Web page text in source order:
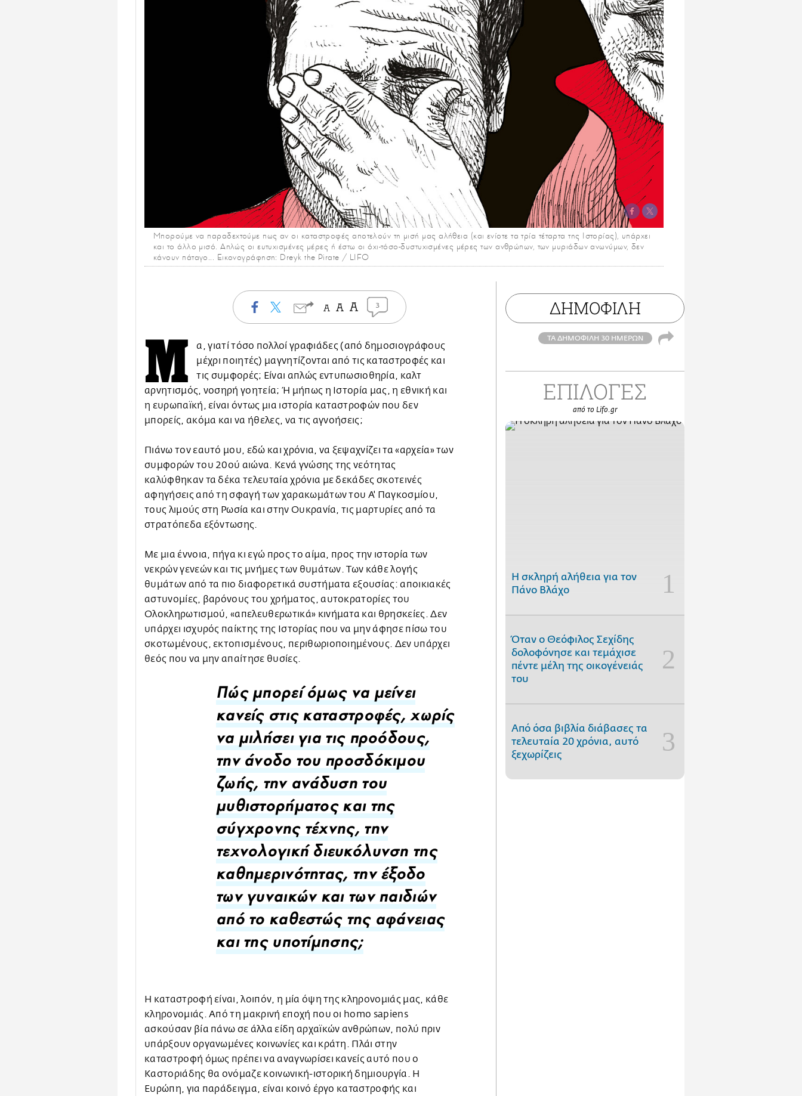
Mπορούμε να παραδεχτούμε πως αν οι καταστροφές αποτελούν τη μισή μας αλήθεια (και ενίοτε τα τρία τέταρτα της Ιστορίας), υπάρχει
και το άλλο μισό. Απλώς οι ευτυχισμένες μέρες ή έστω οι όχι-τόσο-δυστυχισμένες μέρες των ανθρώπων, των μυριάδων ανωνύμων, δεν
κάνουν πάταγο... Eικονογράφηση: Dreyk the Pirate / LIFO
3
Μ
α, γιατί τόσο πολλοί γραφιάδες (από δημοσιογράφους
μέχρι ποιητές) μαγνητίζονται από τις καταστροφές και
τις συμφορές; Είναι απλώς εντυπωσιοθηρία, καλτ
αρνητισμός, νοσηρή γοητεία; Ή μήπως η Ιστορία μας, η εθνική και
η ευρωπαϊκή, είναι όντως μια ιστορία καταστροφών που δεν
μπορείς, ακόμα και να ήθελες, να τις αγνοήσεις;
Πιάνω τον εαυτό μου, εδώ και χρόνια, να ξεψαχνίζει τα «αρχεία» των
συμφορών του 20ού αιώνα. Κενά γνώσης της νεότητας
καλύφθηκαν τα δέκα τελευταία χρόνια με δεκάδες σκοτεινές
αφηγήσεις από τη σφαγή των χαρακωμάτων του Α' Παγκοσμίου,
τους λιμούς στη Ρωσία και στην Ουκρανία, τις μαρτυρίες από τα
στρατόπεδα εξόντωσης.
Με μια έννοια, πήγα κι εγώ προς το αίμα, προς την ιστορία των
νεκρών γενεών και τις μνήμες των θυμάτων. Των κάθε λογής
θυμάτων από τα πιο διαφορετικά συστήματα εξουσίας: αποικιακές
αστυνομίες, βαρόνους του χρήματος, αυτοκρατορίες του
Ολοκληρωτισμού, «απελευθερωτικά» κινήματα και θρησκείες. Δεν
υπάρχει ισχυρός παίκτης της Ιστορίας που να μην άφησε πίσω του
σκοτωμένους, εκτοπισμένους, περιθωριοποιημένους. Δεν υπάρχει
θεός που να μην απαίτησε θυσίες.
Πώς μπορεί όμως να μείνει
κανείς στις καταστροφές, χωρίς
να μιλήσει για τις προόδους,
την άνοδο του προσδόκιμου
ζωής, την ανάδυση του
μυθιστορήματος και της
σύγχρονης τέχνης, την
τεχνολογική διευκόλυνση της
καθημερινότητας, την έξοδο
των γυναικών και των παιδιών
από το καθεστώς της αφάνειας
και της υποτίμησης;
Η καταστροφή είναι, λοιπόν, η μία όψη της κληρονομιάς μας, κάθε
κληρονομιάς. Από τη μακρινή εποχή που οι homo sapiens
ασκούσαν βία πάνω σε άλλα είδη αρχαϊκών ανθρώπων, πολύ πριν
υπάρξουν οργανωμένες κοινωνίες και κράτη. Πλάι στην
καταστροφή όμως πρέπει να αναγνωρίσει κανείς αυτό που ο
Καστοριάδης θα ονόμαζε κοινωνική-ιστορική δημιουργία. Η
Ευρώπη, για παράδειγμα, είναι κοινό έργο καταστροφής και
ΔΗΜΟΦΙΛΗ
ΤΑ ΔΗΜΟΦΙΛΗ 30 ΗΜΕΡΩΝ
ΕΠΙΛΟΓΕΣ
από το Lifo.gr
H σκληρή αλήθεια για τον
Πάνο Βλάχο
Όταν ο Θεόφιλος Σεχίδης
δολοφόνησε και τεμάχισε
πέντε μέλη της οικογένειάς
του
Από όσα βιβλία διάβασες τα
τελευταία 20 χρόνια, αυτό
ξεχωρίζεις